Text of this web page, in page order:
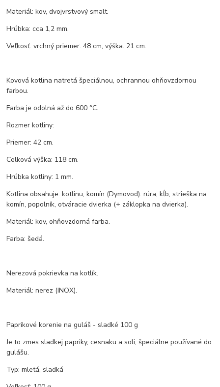
Materiál: kov, dvojvrstvový smalt.
Hrúbka: cca 1,2 mm.
Veľkosť: vrchný priemer: 48 cm, výška: 21 cm.
Kovová kotlina natretá špeciálnou, ochrannou ohňovzdornou
farbou.
Farba je odolná až do 600 °C.
Rozmer kotliny:
Priemer: 42 cm.
Celková výška: 118 cm.
Hrúbka kotliny: 1 mm.
Kotlina obsahuje: kotlinu, komín (Dymovod): rúra, kĺb, strieška na
komín, popolník, otváracie dvierka (+ záklopka na dvierka).
Materiál: kov, ohňovzdorná farba.
Farba: šedá.
Nerezová pokrievka na kotlík.
Materiál: nerez (INOX).
Paprikové korenie na guláš - sladké 100 g
Je to zmes sladkej papriky, cesnaku a soli, špeciálne používané do
gulášu.
Typ: mletá, sladká